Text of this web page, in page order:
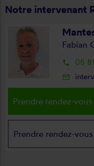
Notre intervenant
Fabian
local_phone 06
mail_outline
Prendre rendez-
Prendre rendez-vous